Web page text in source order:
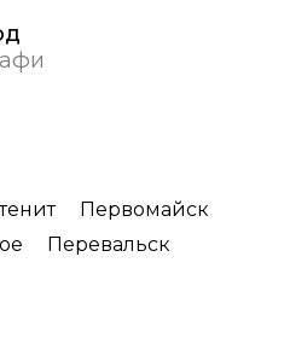
Первомайск
Перевальск